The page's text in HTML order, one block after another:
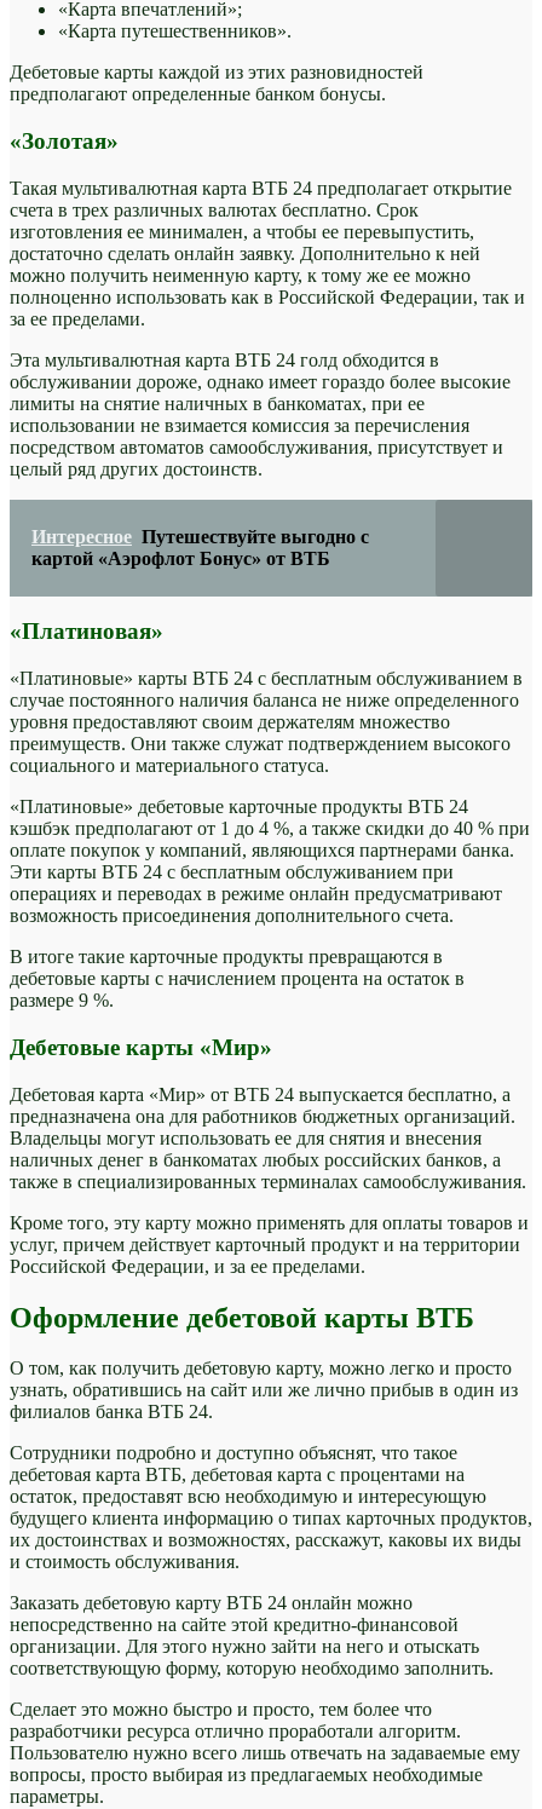
«Карта впечатлений»;
«Карта путешественников».
Дебетовые карты каждой из этих разновидностей
предполагают определенные банком бонусы.
«Золотая»
Такая мультивалютная карта ВТБ 24 предполагает открытие
счета в трех различных валютах бесплатно. Срок
изготовления ее минимален, а чтобы ее перевыпустить,
достаточно сделать онлайн заявку. Дополнительно к ней
можно получить неименную карту, к тому же ее можно
полноценно использовать как в Российской Федерации, так и
за ее пределами.
Эта мультивалютная карта ВТБ 24 голд обходится в
обслуживании дороже, однако имеет гораздо более высокие
лимиты на снятие наличных в банкоматах, при ее
использовании не взимается комиссия за перечисления
посредством автоматов самообслуживания, присутствует и
целый ряд других достоинств.
Интересное Путешествуйте выгодно с
картой «Аэрофлот Бонус» от ВТБ
«Платиновая»
«Платиновые» карты ВТБ 24 с бесплатным обслуживанием в
случае постоянного наличия баланса не ниже определенного
уровня предоставляют своим держателям множество
преимуществ. Они также служат подтверждением высокого
социального и материального статуса.
«Платиновые» дебетовые карточные продукты ВТБ 24
кэшбэк предполагают от 1 до 4 %, а также скидки до 40 % при
оплате покупок у компаний, являющихся партнерами банка.
Эти карты ВТБ 24 с бесплатным обслуживанием при
операциях и переводах в режиме онлайн предусматривают
возможность присоединения дополнительного счета.
В итоге такие карточные продукты превращаются в
дебетовые карты с начислением процента на остаток в
размере 9 %.
Дебетовые карты «Мир»
Дебетовая карта «Мир» от ВТБ 24 выпускается бесплатно, а
предназначена она для работников бюджетных организаций.
Владельцы могут использовать ее для снятия и внесения
наличных денег в банкоматах любых российских банков, а
также в специализированных терминалах самообслуживания.
Кроме того, эту карту можно применять для оплаты товаров и
услуг, причем действует карточный продукт и на территории
Российской Федерации, и за ее пределами.
Оформление дебетовой карты ВТБ
О том, как получить дебетовую карту, можно легко и просто
узнать, обратившись на сайт или же лично прибыв в один из
филиалов банка ВТБ 24.
Сотрудники подробно и доступно объяснят, что такое
дебетовая карта ВТБ, дебетовая карта с процентами на
остаток, предоставят всю необходимую и интересующую
будущего клиента информацию о типах карточных продуктов,
их достоинствах и возможностях, расскажут, каковы их виды
и стоимость обслуживания.
Заказать дебетовую карту ВТБ 24 онлайн можно
непосредственно на сайте этой кредитно-финансовой
организации. Для этого нужно зайти на него и отыскать
соответствующую форму, которую необходимо заполнить.
Сделает это можно быстро и просто, тем более что
разработчики ресурса отлично проработали алгоритм.
Пользователю нужно всего лишь отвечать на задаваемые ему
вопросы, просто выбирая из предлагаемых необходимые
параметры.